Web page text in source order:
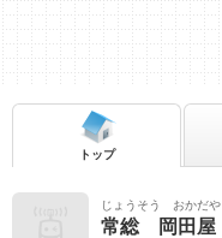
じょうそう おかだや
常総 岡田屋
トップ